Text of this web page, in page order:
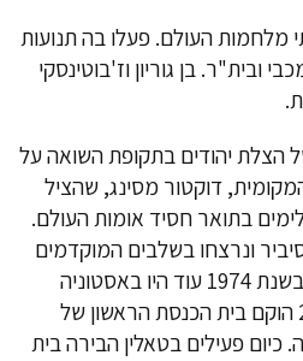
מלחמות העולם. פעלו בה תנועות
ובית"ר. בן גוריון וז'בוטינסקי
הצלת יהודים בתקופת השואה על
דוקטור מסינג, שהציל
בתואר חסיד אומות העולם.
ונרצחו בשלבים המוקדמים
של שלטון גרמניה הנאצית. בשנת 1974 עוד היו באסטוניה
כ-5000 יהודים ובשנת 2007 הוקם בית הכנסת הראשון של
פעילים בטאלין הבירה בית